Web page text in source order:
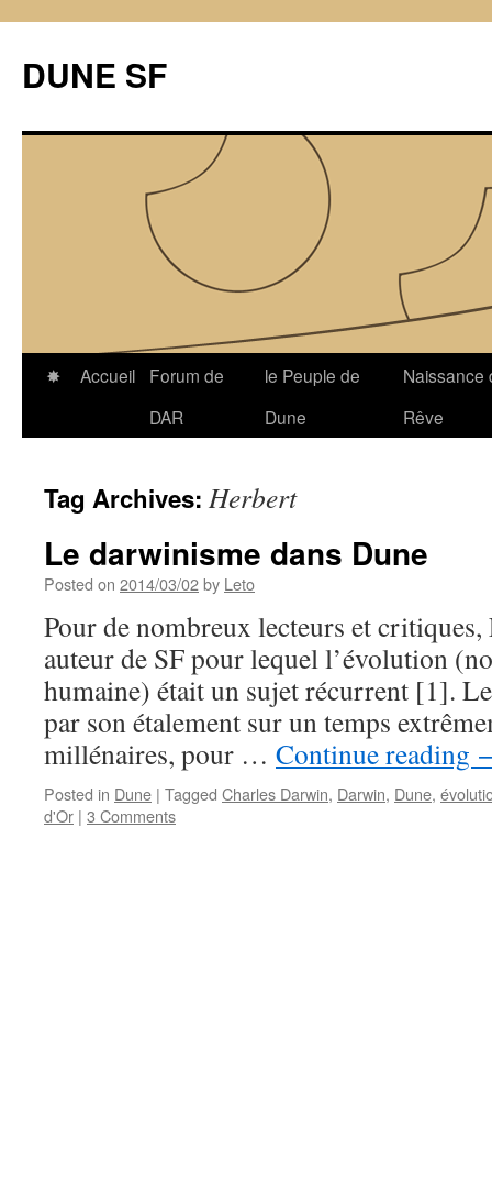
content
DUNE SF
✸ Accueil
Forum de
DAR
le Peuple de
Dune
Naissance
Rêve
Tag Archives: Herbert
Le darwinisme dans Dune
Posted on 2014/03/02by Leto
Pour de nombreux lecteurs et
auteur de SF pour lequel l’évolution
humaine) était un sujet récurrent [1].
par son étalement sur un temps
millénaires, pour … Continue reading
Posted in Dune | Tagged Charles Darwin, Darwin, Dune,
d'Or | 3 Comments